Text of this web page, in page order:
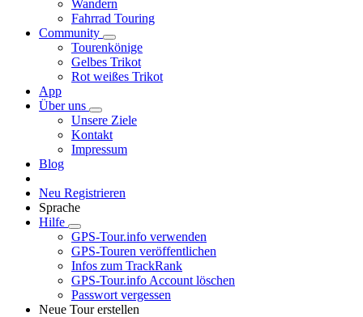
Wandern
Fahrrad Touring
Community
Tourenkönige
Gelbes Trikot
Rot weißes Trikot
App
Über uns
Unsere Ziele
Kontakt
Impressum
Blog
Neu Registrieren
Sprache
Hilfe
GPS-Tour.info verwenden
GPS-Touren veröffentlichen
Infos zum TrackRank
GPS-Tour.info Account löschen
Passwort vergessen
Neue Tour erstellen